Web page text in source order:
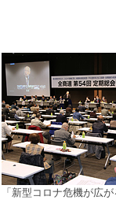
「新型コロナ危機が広